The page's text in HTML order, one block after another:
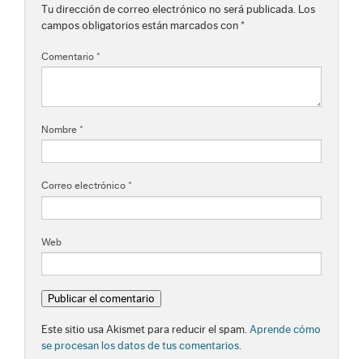
Tu dirección de correo electrónico no será publicada. Los
campos obligatorios están marcados con *
Comentario *
Nombre *
Correo electrónico *
Web
Este sitio usa Akismet para reducir el spam. Aprende cómo
se procesan los datos de tus comentarios.